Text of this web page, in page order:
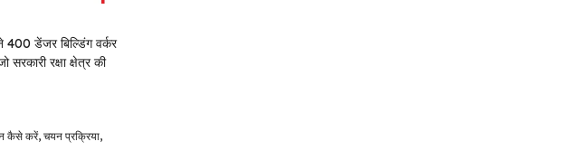
डेंजर बिल्डिंग वर्कर
रक्षा क्षेत्र की
कैसे करें,चयन प्रक्रिया,